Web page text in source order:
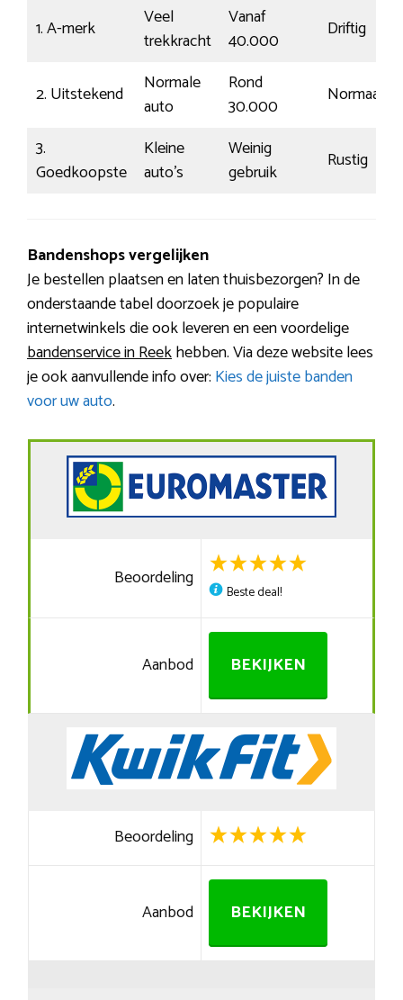
1. A-merk
Veel
trekkracht
Vanaf
40.000
Driftig
2. Uitstekend
Normale
auto
Rond
30.000
Normaal
3.
Goedkoopste
Kleine
auto’s
Weinig
gebruik
Rustig
Bandenshops vergelijken
Je bestellen plaatsen en laten thuisbezorgen? In de
onderstaande tabel doorzoek je populaire
internetwinkels die ook leveren en een voordelige
bandenservice in Reekhebben. Via deze website lees
je ook aanvullende info over: Kies de juiste banden
voor uw auto.
Beoordeling
Beste deal!
Aanbod BEKIJKEN
Beoordeling
Aanbod BEKIJKEN